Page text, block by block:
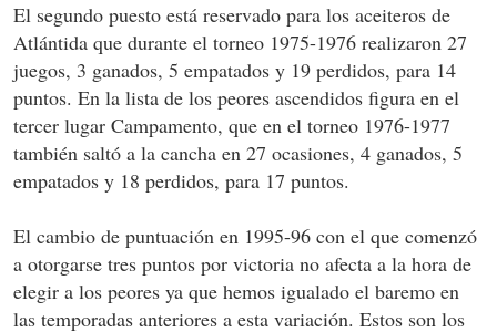
El segundo puesto está reservado para los aceiteros de
Atlántida que durante el torneo 1975-1976 realizaron 27
juegos, 3 ganados, 5 empatados y 19 perdidos, para 14
puntos. En la lista de los peores ascendidos figura en el
tercer lugar Campamento, que en el torneo 1976-1977
también saltó a la cancha en 27 ocasiones, 4 ganados, 5
empatados y 18 perdidos, para 17 puntos.
El cambio de puntuación en 1995-96 con el que comenzó
a otorgarse tres puntos por victoria no afecta a la hora de
elegir a los peores ya que hemos igualado el baremo en
las temporadas anteriores a esta variación. Estos son los